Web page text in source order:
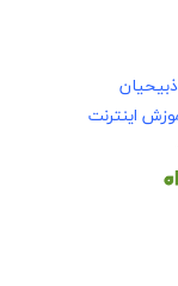
اینترنت